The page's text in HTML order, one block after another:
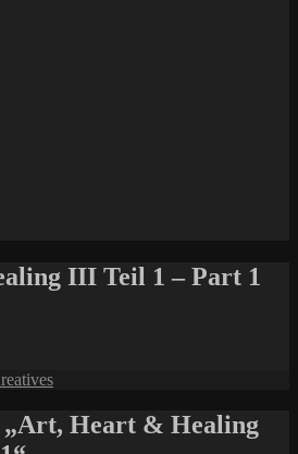
III Teil 1 – Part 1
„Art, Heart & Healing